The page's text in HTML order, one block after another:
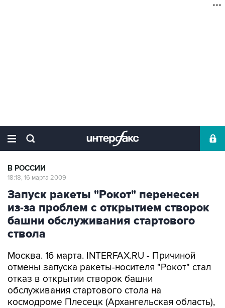
В РОССИИ
18:18, 16 марта 2009
Запуск ракеты "Рокот" перенесен
из-за проблем с открытием створок
башни обслуживания стартового
ствола
Москва. 16 марта. INTERFAX.RU - Причиной
отмены запуска ракеты-носителя "Рокот" стал
отказ в открытии створок башни
обслуживания стартового стола на
космодроме Плесецк (Архангельская область),